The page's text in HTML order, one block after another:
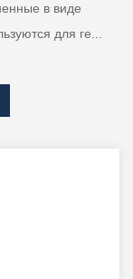
в виде
для ге...